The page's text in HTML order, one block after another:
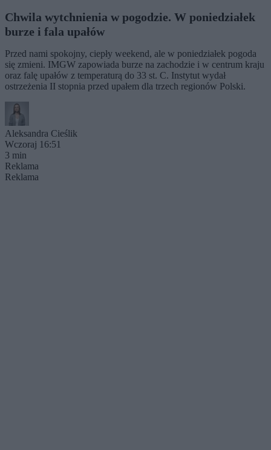
Chwila wytchnienia w pogodzie. W poniedziałek
burze i fala upałów
Przed nami spokojny, ciepły weekend, ale w poniedziałek pogoda
się zmieni. IMGW zapowiada burze na zachodzie i w centrum kraju
oraz falę upałów z temperaturą do 33 st. C. Instytut wydał
ostrzeżenia II stopnia przed upałem dla trzech regionów Polski.
Aleksandra Cieślik
Wczoraj 16:51
3 min
Reklama
Reklama